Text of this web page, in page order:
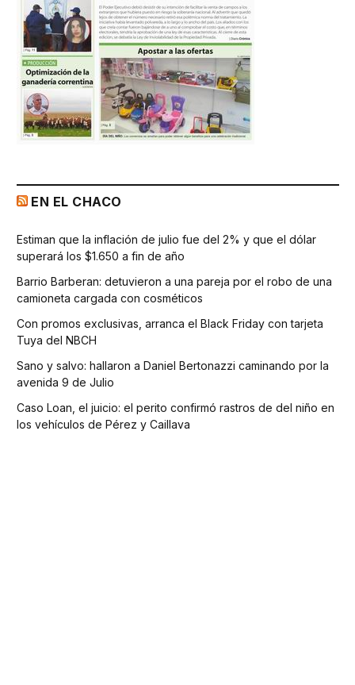
EN EL CHACO
Estiman que la inflación de julio fue del 2% y que el dólar
superará los $1.650 a fin de año
Barrio Barberan: detuvieron a una pareja por el robo de una
camioneta cargada con cosméticos
Con promos exclusivas, arranca el Black Friday con tarjeta
Tuya del NBCH
Sano y salvo: hallaron a Daniel Bertonazzi caminando por la
avenida 9 de Julio
Caso Loan, el juicio: el perito confirmó rastros de del niño en
los vehículos de Pérez y Caillava